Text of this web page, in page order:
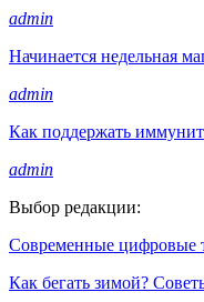
admin
Начинается недельная
admin
Как поддержать
admin
Выбор редакции:
Современные цифровые
Как бегать зимой?